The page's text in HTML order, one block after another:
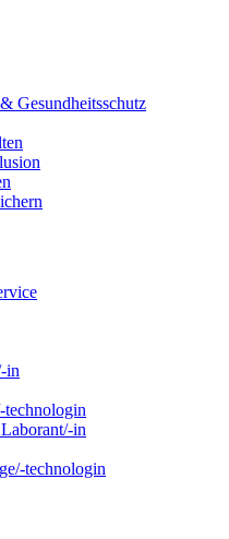
Gesundheitsschutz
in
technologin
in
technologin